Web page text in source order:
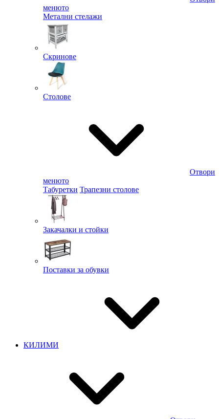
менюто
Метални стелажи
Скринове
Столове
Отвори
менюто
Табуретки Трапезни столове
Закачалки и стойки
Поставки за обувки
КИЛИМИ